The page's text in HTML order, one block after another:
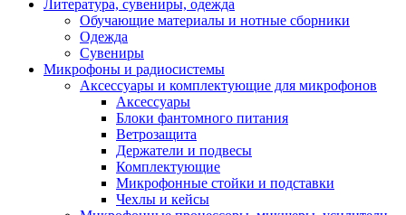
Литература, сувениры, одежда
Обучающие материалы и нотные сборники
Одежда
Сувениры
Микрофоны и радиосистемы
Аксессуары и комплектующие для микрофонов
Аксессуары
Блоки фантомного питания
Ветрозащита
Держатели и подвесы
Комплектующие
Микрофонные стойки и подставки
Чехлы и кейсы